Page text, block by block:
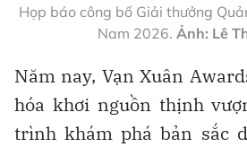
Họp báo công bố Giải thưởng
Nam 2026. Ảnh: Lê
Năm nay, Vạn Xuân
hóa khơi nguồn thịnh
trình khám phá bản sắc